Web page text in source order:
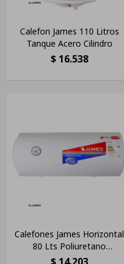
Calefon James 110 Litros
Tanque Acero Cilindro
$ 16.538
Calefones James Horizontal
80 Lts Poliuretano
Inyectado